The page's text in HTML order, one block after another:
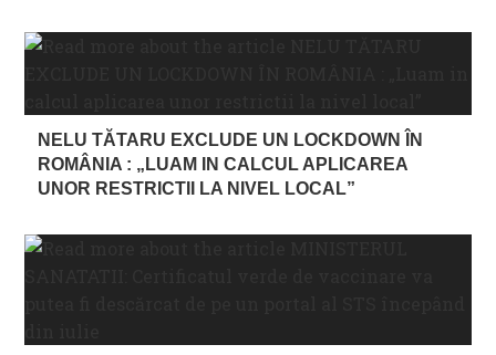
NELU TĂTARU EXCLUDE UN LOCKDOWN ÎN
ROMÂNIA : „LUAM IN CALCUL APLICAREA
UNOR RESTRICTII LA NIVEL LOCAL”